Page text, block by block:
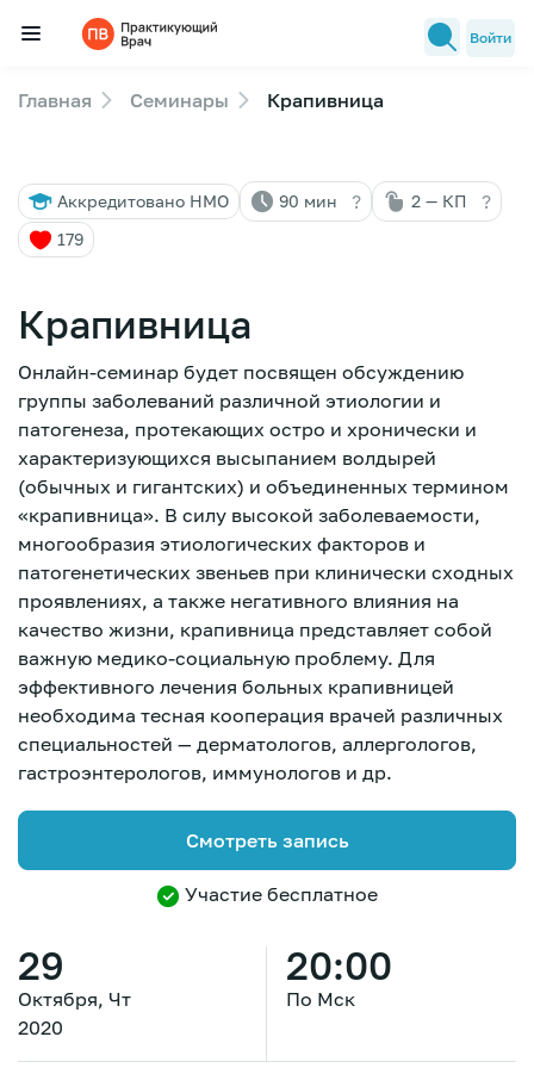
Семинары
Лекторы
FAQ
Зарегистрироваться
Войти
Главная Семинары Крапивница
Аккредитовано НМО 90 мин ? 2 — КП ?
179
29
Октября, Чт
2020
20:00
По Мск
Крапивница
Онлайн-семинар будет посвящен обсуждению
группы заболеваний различной этиологии и
патогенеза, протекающих остро и хронически и
характеризующихся высыпанием волдырей
(обычных и гигантских) и объединенных термином
«крапивница». В силу высокой заболеваемости,
многообразия этиологических факторов и
патогенетических звеньев при клинически сходных
проявлениях, а также негативного влияния на
качество жизни, крапивница представляет собой
важную медико-социальную проблему. Для
эффективного лечения больных крапивницей
необходима тесная кооперация врачей различных
специальностей — дерматологов, аллергологов,
гастроэнтерологов, иммунологов и др.
Смотреть запись
Участие бесплатное